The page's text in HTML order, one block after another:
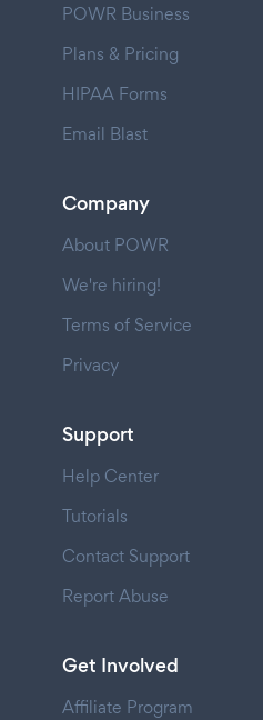
POWR Business
Plans & Pricing
HIPAA Forms
Email Blast
Company
About POWR
We're hiring!
Terms of Service
Privacy
Support
Help Center
Tutorials
Contact Support
Report Abuse
Get Involved
Affiliate Program